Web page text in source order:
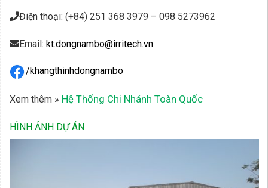
Điện thoại: (+84) 251 368 3979 – 098 5273962
Email: kt.dongnambo@irritech.vn
/khangthinhdongnambo
Xem thêm » Hệ Thống Chi Nhánh Toàn Quốc
HÌNH ẢNH DỰ ÁN